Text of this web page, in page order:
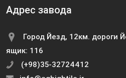
Адрес завода
Город Йезд, 12км. дороги
ящик: 116
(+98)35-32724412